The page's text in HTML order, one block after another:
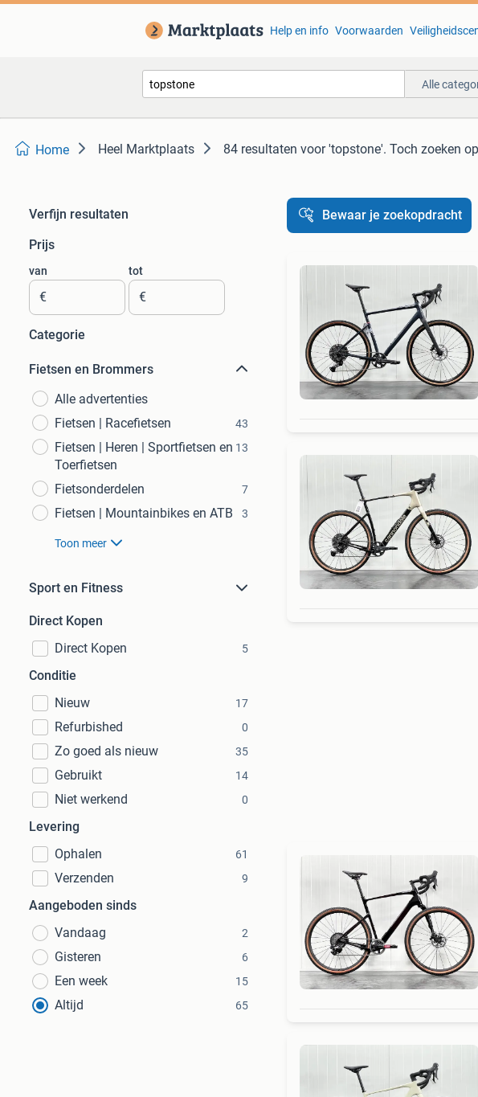
Help en info Voorwaarden
Alle
Home Heel Marktplaats 84 resultaten voor 'topstone'. Toch zoeken op
Verfijn resultaten
Prijs
van
€
tot
€
Categorie
Fietsen en Brommers
Alle advertenties
Fietsen | Racefietsen
43
Fietsen | Heren | Sportfietsen en
Toerfietsen
13
Fietsonderdelen 7
Fietsen | Mountainbikes en ATB 3
Toon meer
Sport en Fitness
Direct Kopen
Direct Kopen
5
Conditie
Nieuw
17
Refurbished 0
Zo goed als nieuw 35
Gebruikt 14
Niet werkend 0
Levering
Ophalen
61
Verzenden 9
Aangeboden sinds
Vandaag
2
Gisteren 6
Een week 15
Altijd 65
Bewaar je zoekopdracht